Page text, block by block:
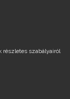
részletes szabályairól